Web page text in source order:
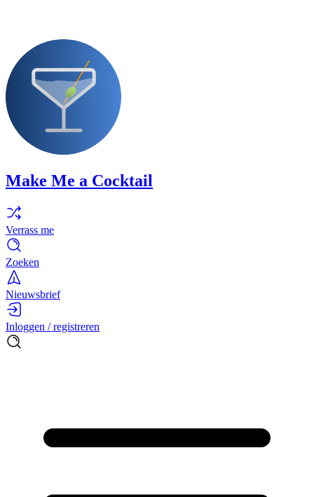
Make Me a Cocktail
Verrass me
Zoeken
Nieuwsbrief
Inloggen / registreren